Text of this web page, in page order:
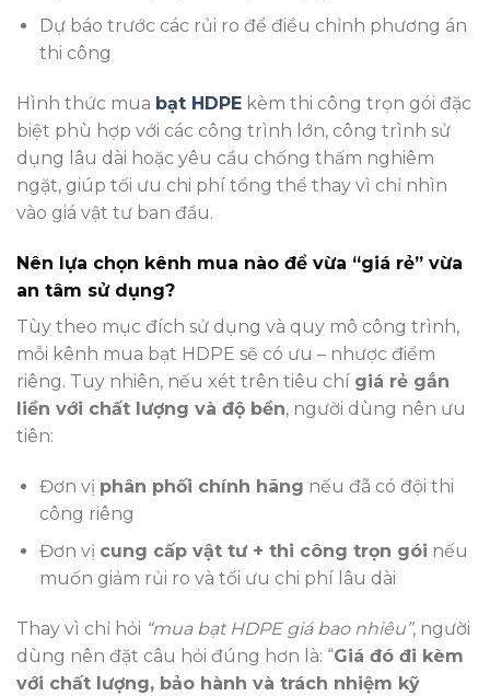
Dự báo trước các rủi ro để điều chỉnh phương án
thi công
Hình thức mua bạt HDPE kèm thi công trọn gói đặc
biệt phù hợp với các công trình lớn, công trình sử
dụng lâu dài hoặc yêu cầu chống thấm nghiêm
ngặt, giúp tối ưu chi phí tổng thể thay vì chỉ nhìn
vào giá vật tư ban đầu.
Nên lựa chọn kênh mua nào để vừa “giá rẻ” vừa
an tâm sử dụng?
Tùy theo mục đích sử dụng và quy mô công trình,
mỗi kênh mua bạt HDPE sẽ có ưu – nhược điểm
riêng. Tuy nhiên, nếu xét trên tiêu chí giá rẻ gắn
liền với chất lượng và độ bền, người dùng nên ưu
tiên:
Đơn vị phân phối chính hãng nếu đã có đội thi
công riêng
Đơn vị cung cấp vật tư + thi công trọn gói nếu
muốn giảm rủi ro và tối ưu chi phí lâu dài
Thay vì chỉ hỏi “mua bạt HDPE giá bao nhiêu”, người
dùng nên đặt câu hỏi đúng hơn là: “Giá đó đi kèm
với chất lượng, bảo hành và trách nhiệm kỹ